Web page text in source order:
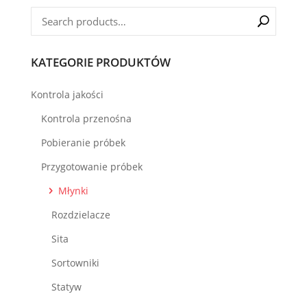
KATEGORIE PRODUKTÓW
Kontrola jakości
Kontrola przenośna
Pobieranie próbek
Przygotowanie próbek
Młynki
Rozdzielacze
Sita
Sortowniki
Statyw